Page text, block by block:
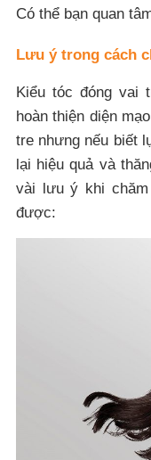
Có thể bạn quan
Lưu ý trong cách
Kiểu tóc đóng vai
hoàn thiện diện
tre nhưng nếu biết
lại hiệu quả và
vài lưu ý khi
được: